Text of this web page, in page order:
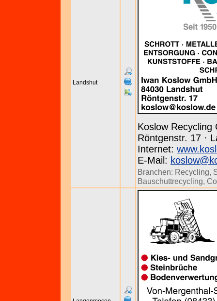
Landshut
Koslow Recycling
Röntgenstr. 17 ·
Internet:
E-Mail:
Branchen: Recycling,
Bauschuttrecycling,